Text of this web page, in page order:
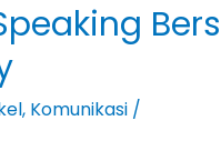
, Komunikasi/